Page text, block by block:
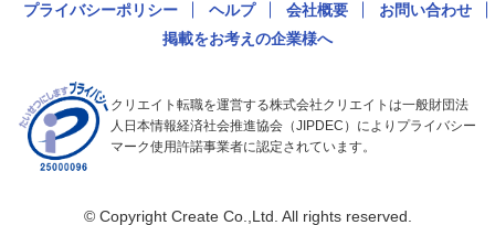
プライバシーポリシー
ヘルプ 会社概要
お問い合わせ
掲載をお考えの企業様へ
クリエイト転職を運営する株式会社クリエイトは一般財団法
人日本情報経済社会推進協会（JIPDEC）によりプライバシー
マーク使用許諾事業者に認定されています。
© Copyright Create Co.,Ltd. All rights reserved.